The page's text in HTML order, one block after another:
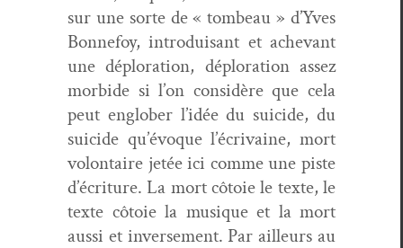
sur une sorte de « tombeau » d’Yves
Bon­nefoy, intro­duisant et achevant
une déplo­ration, déplo­ration assez
mor­bide si l’on con­sid­ère que cela
peut englober l’idée du sui­cide, du
sui­cide qu’évoque l’écrivaine, mort
volon­taire jetée ici comme une piste
d’écriture. La mort côtoie le texte, le
texte côtoie la musique et la mort
aus­si et inverse­ment. Par ailleurs au